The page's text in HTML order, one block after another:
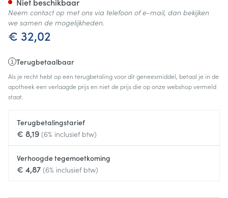
€ 32,02
Terugbetaalbaar
Als je recht hebt op een terugbetaling voor dit geneesmiddel, betaal je in de
apotheek een verlaagde prijs en niet de prijs die op onze webshop vermeld
staat.
Terugbetalingstarief
€ 8,19 (6% inclusief btw)
Verhoogde tegemoetkoming
€ 4,87 (6% inclusief btw)
Neem contact op met ons via telefoon of e-mail, dan bekijken
we samen de mogelijkheden.